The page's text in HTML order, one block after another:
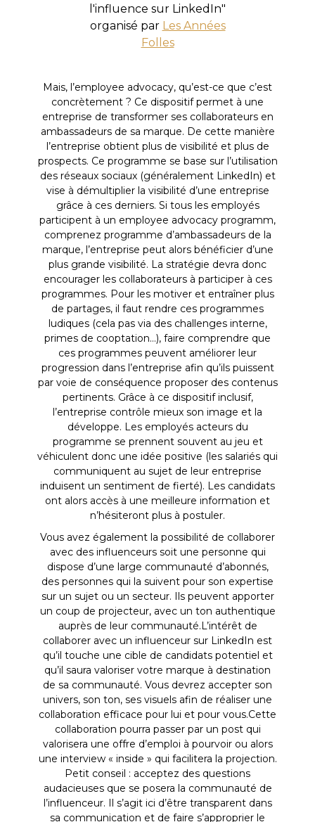
l'influence sur LinkedIn"
organisé par Les Années
Folles
Mais, l’employee advocacy, qu’est-ce que c’est
concrètement ? Ce dispositif permet à une
entreprise de transformer ses collaborateurs en
ambassadeurs de sa marque. De cette manière
l’entreprise obtient plus de visibilité et plus de
prospects. Ce programme se base sur l’utilisation
des réseaux sociaux (généralement LinkedIn) et
vise à démultiplier la visibilité d’une entreprise
grâce à ces derniers. Si tous les employés
participent à un employee advocacy programm,
comprenez programme d’ambassadeurs de la
marque, l’entreprise peut alors bénéficier d’une
plus grande visibilité. La stratégie devra donc
encourager les collaborateurs à participer à ces
programmes. Pour les motiver et entraîner plus
de partages, il faut rendre ces programmes
ludiques (cela pas via des challenges interne,
primes de cooptation…), faire comprendre que
ces programmes peuvent améliorer leur
progression dans l’entreprise afin qu’ils puissent
par voie de conséquence proposer des contenus
pertinents. Grâce à ce dispositif inclusif,
l’entreprise contrôle mieux son image et la
développe. Les employés acteurs du
programme se prennent souvent au jeu et
véhiculent donc une idée positive (les salariés qui
communiquent au sujet de leur entreprise
induisent un sentiment de fierté). Les candidats
ont alors accès à une meilleure information et
n’hésiteront plus à postuler.
Vous avez également la possibilité de collaborer
avec des influenceurs soit une personne qui
dispose d’une large communauté d’abonnés,
des personnes qui la suivent pour son expertise
sur un sujet ou un secteur. Ils peuvent apporter
un coup de projecteur, avec un ton authentique
auprès de leur communauté.L’intérêt de
collaborer avec un influenceur sur LinkedIn est
qu’il touche une cible de candidats potentiel et
qu’il saura valoriser votre marque à destination
de sa communauté. Vous devrez accepter son
univers, son ton, ses visuels afin de réaliser une
collaboration efficace pour lui et pour vous.Cette
collaboration pourra passer par un post qui
valorisera une offre d’emploi à pourvoir ou alors
une interview « inside » qui facilitera la projection.
Petit conseil : acceptez des questions
audacieuses que se posera la communauté de
l’influenceur. Il s’agit ici d’être transparent dans
sa communication et de faire s’approprier le